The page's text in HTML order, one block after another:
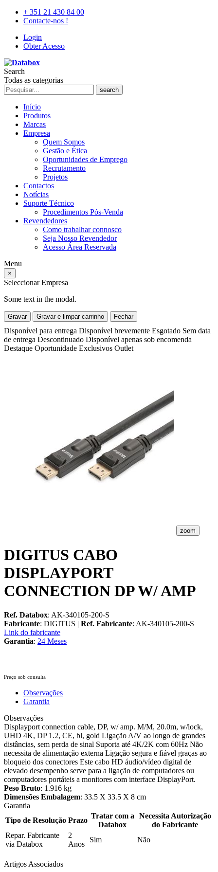
+ 351 21 430 84 00
Contacte-nos !
Login
Obter Acesso
Search
Todas as categorias
search
Início
Produtos
Marcas
Empresa
Quem Somos
Gestão e Ética
Oportunidades de Emprego
Recrutamento
Projetos
Contactos
Notícias
Suporte Técnico
Procedimentos Pós-Venda
Revendedores
Como trabalhar connosco
Seja Nosso Revendedor
Acesso Área Reservada
Menu
×
Seleccionar Empresa
Some text in the modal.
Gravar Gravar e limpar carrinho Fechar
Disponível para entrega Disponível brevemente Esgotado Sem data
de entrega Descontinuado Disponível apenas sob encomenda
Destaque Oportunidade Exclusivos Outlet
zoom
DIGITUS CABO
DISPLAYPORT
CONNECTION DP W/ AMP
Ref. Databox: AK-340105-200-S
Fabricante: DIGITUS | Ref. Fabricante: AK-340105-200-S
Link do fabricante
Garantia: 24 Meses
Preço sob consulta
Observações
Garantia
Observações
Displayport connection cable, DP, w/ amp. M/M, 20.0m, w/lock,
UHD 4K, DP 1.2, CE, bl, gold Ligação A/V ao longo de grandes
distâncias, sem perda de sinal Suporta até 4K/2K com 60Hz Não
necessita de alimentação externa Ligação segura e fiável graças ao
bloqueio dos conectores Este cabo HD áudio/vídeo digital de
elevado desempenho serve para a ligação de computadores ou
computadores portáteis a monitores com interface DisplayPort.
Peso Bruto: 1.916 kg
Dimensões Embalagem: 33.5 X 33.5 X 8 cm
Garantia
Tipo de Resolução Prazo
Tratar com a
Databox
Necessita Autorização
do Fabricante
Repar. Fabricante
via Databox
2
Anos
Sim Não
Artigos Associados